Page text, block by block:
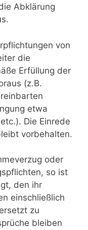
Abklärung
von
die
Erfüllung der
(z.B.
etwa
Die Einrede
vorbehalten.
oder
so ist
den ihr
einschließlich
zu
bleiben